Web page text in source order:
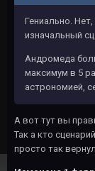
Гениально.
изначальный
Андромеда
максимум в 5
астрономией,
А вот тут вы
Так а кто
просто так